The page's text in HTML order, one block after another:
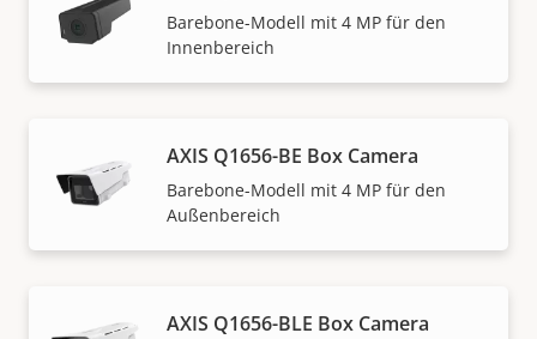
Barebone-Modell mit 4 MP für den
Innenbereich
AXIS Q1656-BE Box Camera
Barebone-Modell mit 4 MP für den
Außenbereich
AXIS Q1656-BLE Box Camera